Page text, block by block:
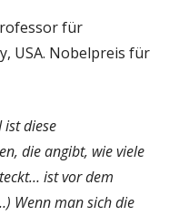
für
USA. Nobelpreis für
ist diese
die angibt, wie viele
ist vor dem
Wenn man sich die